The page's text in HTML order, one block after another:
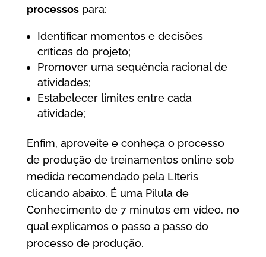
processospara:
Identificar momentos e decisões
críticas do projeto;
Promover uma sequência racional de
atividades;
Estabelecer limites entre cada
atividade;
Enfim, aproveite e conheça o processo
de produção de treinamentos online sob
medida recomendado pela Líteris
clicando abaixo. É uma Pílula de
Conhecimento de 7 minutos em vídeo, no
qual explicamos o passo a passo do
processo de produção.